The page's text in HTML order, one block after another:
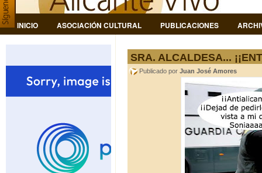
INICIO ASOCIACIÓN CULTURAL PUBLICACIONES
SRA. ALCALDESA...
Publicado por Juan José Amores